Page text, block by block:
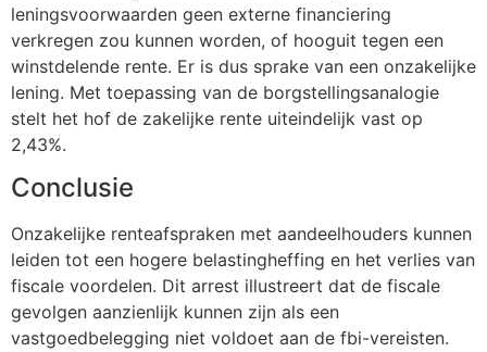
leningsvoorwaarden geen externe financiering
verkregen zou kunnen worden, of hooguit tegen een
winstdelende rente. Er is dus sprake van een onzakelijke
lening. Met toepassing van de borgstellingsanalogie
stelt het hof de zakelijke rente uiteindelijk vast op
2,43%.
Conclusie
Onzakelijke renteafspraken met aandeelhouders kunnen
leiden tot een hogere belastingheffing en het verlies van
fiscale voordelen. Dit arrest illustreert dat de fiscale
gevolgen aanzienlijk kunnen zijn als een
vastgoedbelegging niet voldoet aan de fbi-vereisten.